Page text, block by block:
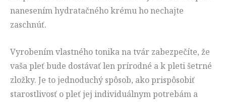
nanesením hydratačného krému ho nechajte
zaschnúť.
Vyrobením vlastného tonika na tvár zabezpečíte, že
vaša pleť bude dostávať len prírodné a k pleti šetrné
zložky. Je to jednoduchý spôsob, ako prispôsobiť
starostlivosť o pleť jej individuálnym potrebám a